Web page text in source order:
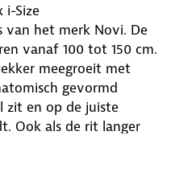
i-Size
van het merk Novi. De
vanaf 100 tot 150 cm.
meegroeit met
gevormd
zit en op de juiste
Ook als de rit langer
James is